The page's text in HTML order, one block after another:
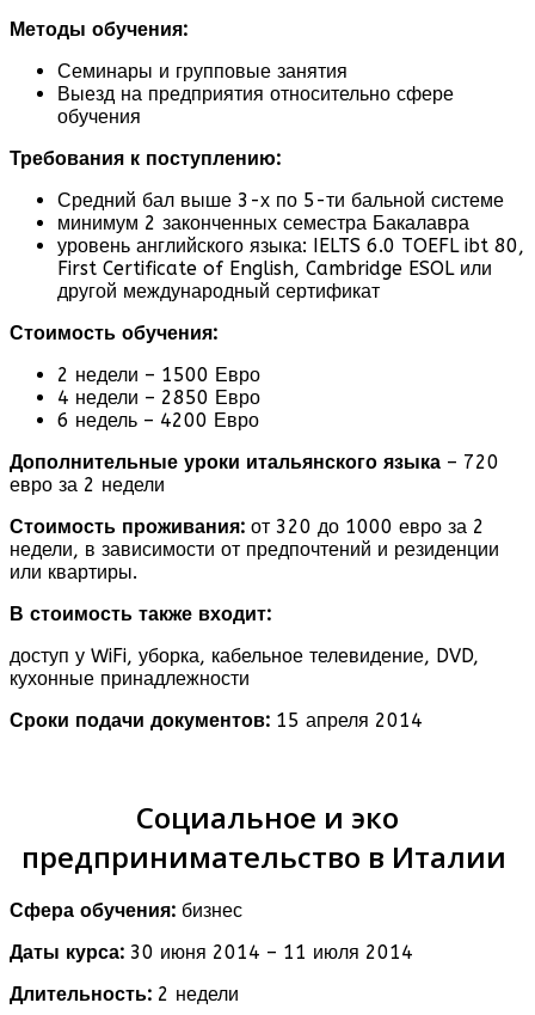
Методы обучения:
Семинары и групповые занятия
Выезд на предприятия относительно сфере
обучения
Требования к поступлению:
Средний бал выше 3-х по 5-ти бальной системе
минимум 2 законченных семестра Бакалавра
уровень английского языка: IELTS 6.0 TOEFL ibt 80,
First Certificate of English, Cambridge ESOL или
другой международный сертификат
Стоимость обучения:
2 недели – 1500 Евро
4 недели – 2850 Евро
6 недель – 4200 Евро
Дополнительные уроки итальянского языка – 720
евро за 2 недели
Стоимость проживания: от 320 до 1000 евро за 2
недели, в зависимости от предпочтений и резиденции
или квартиры.
В стоимость также входит:
доступ у WiFi, уборка, кабельное телевидение, DVD,
кухонные принадлежности
Сроки подачи документов: 15 апреля 2014
Социальное и эко
предпринимательство в Италии
Сфера обучения: бизнес
Даты курса: 30 июня 2014 – 11 июля 2014
Длительность: 2 недели